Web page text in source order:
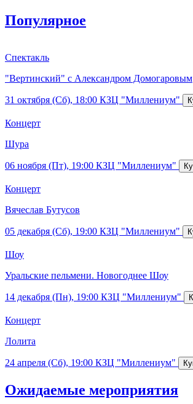
Популярное
Спектакль
"Вертинский" с Александром Домогаровым
31 октября (Сб), 18:00 КЗЦ "Миллениум"
Концерт
Шура
06 ноября (Пт), 19:00 КЗЦ "Миллениум"
Концерт
Вячеслав Бутусов
05 декабря (Сб), 19:00 КЗЦ "Миллениум"
Шоу
Уральские пельмени. Новогоднее Шоу
14 декабря (Пн), 19:00 КЗЦ "Миллениум"
Концерт
Лолита
24 апреля (Сб), 19:00 КЗЦ "Миллениум"
Ожидаемые мероприятия